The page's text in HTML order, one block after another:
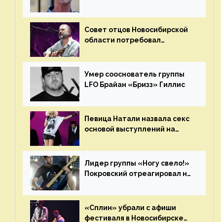
Совет отцов Новосибирской
области потребовал
«Сплин»
Умер сооснователь группы
LFO Брайан «Бризз» Гиллис
Певица Натали назвала секс
основой выступлений на
Лидер группы «Ногу свело!»
Покровский отреагировал на
«Сплин» убрали с афиши
фестиваля в Новосибирске